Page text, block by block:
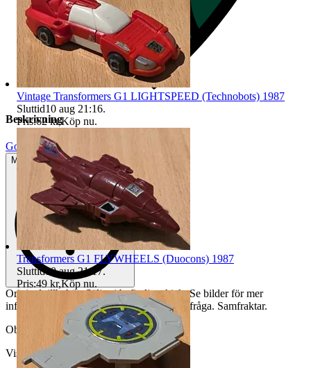
Beskrivning
Gott använt skick
Mindre tecken på användning
Original tillbehör. Säljes i befintligt skick. Se bilder för mer
information. Ifall ni undrar nått så bara att fråga. Samfraktar.
Objektnr
736 979 787
Visningar 56
Vintage Transformers G1 LIGHTSPEED (Technobots) 1987
Sluttid10 aug 21:16.
Pris:62 kr,Köp nu.
Transformers G1 FLYWHEELS (Duocons) 1987
Sluttid10 aug 21:17.
Pris:49 kr,Köp nu.